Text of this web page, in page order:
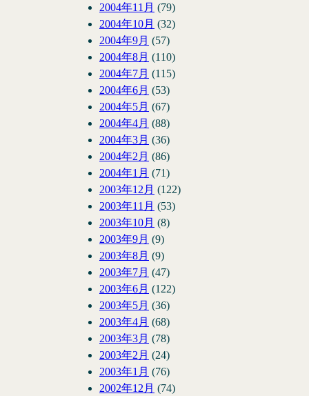
2004年11月 (79)
2004年10月 (32)
2004年9月 (57)
2004年8月 (110)
2004年7月 (115)
2004年6月 (53)
2004年5月 (67)
2004年4月 (88)
2004年3月 (36)
2004年2月 (86)
2004年1月 (71)
2003年12月 (122)
2003年11月 (53)
2003年10月 (8)
2003年9月 (9)
2003年8月 (9)
2003年7月 (47)
2003年6月 (122)
2003年5月 (36)
2003年4月 (68)
2003年3月 (78)
2003年2月 (24)
2003年1月 (76)
2002年12月 (74)